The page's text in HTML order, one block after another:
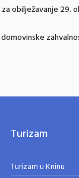
obilježavanje 29.
Turizam
Turizam u Kninu